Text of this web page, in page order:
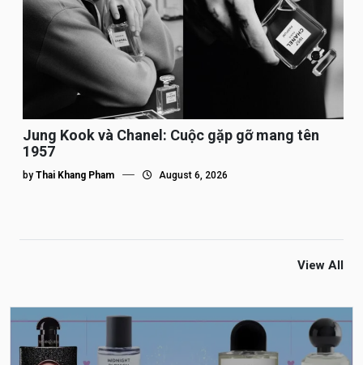
Jung Kook và Chanel: Cuộc gặp gỡ mang tên
1957
by Thai Khang Pham August 6, 2026
View All